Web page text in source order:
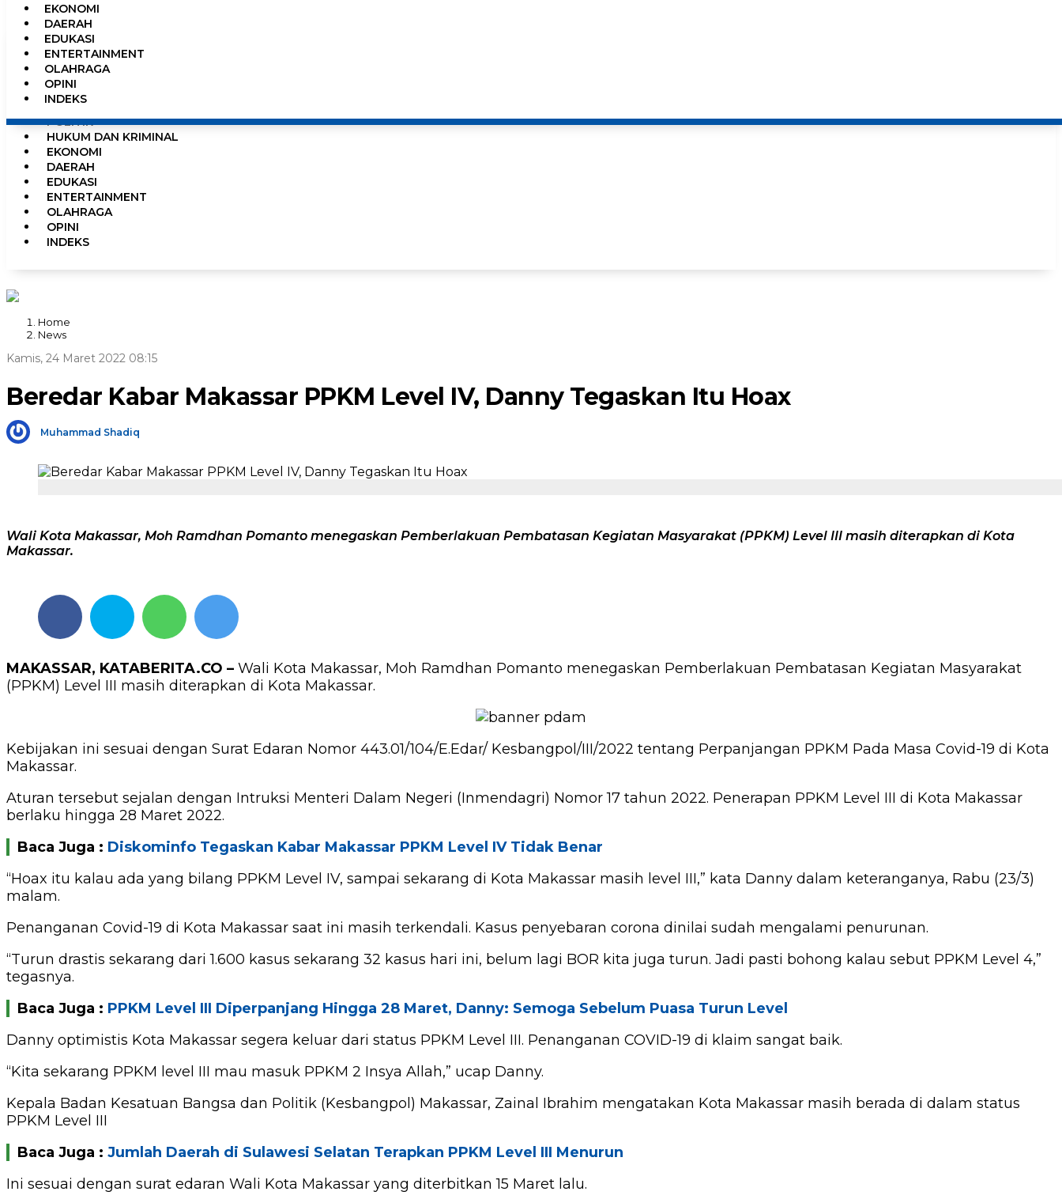
0%
HOME
NEWS
PEMERINTAHAN
POLITIK
HUKUM DAN KRIMINAL
EKONOMI
DAERAH
EDUKASI
ENTERTAINMENT
OLAHRAGA
OPINI
INDEKS
EKONOMI
DAERAH
EDUKASI
ENTERTAINMENT
OLAHRAGA
OPINI
INDEKS
Home
News
Kamis, 24 Maret 2022 08:15
Beredar Kabar Makassar PPKM Level IV, Danny Tegaskan Itu Hoax
Muhammad Shadiq
Wali Kota Makassar, Moh Ramdhan Pomanto menegaskan Pemberlakuan Pembatasan Kegiatan Masyarakat (PPKM) Level III masih diterapkan di Kota
Makassar.
MAKASSAR, KATABERITA.CO – Wali Kota Makassar, Moh Ramdhan Pomanto menegaskan Pemberlakuan Pembatasan Kegiatan Masyarakat
(PPKM) Level III masih diterapkan di Kota Makassar.
Kebijakan ini sesuai dengan Surat Edaran Nomor 443.01/104/E.Edar/ Kesbangpol/III/2022 tentang Perpanjangan PPKM Pada Masa Covid-19 di Kota
Makassar.
Aturan tersebut sejalan dengan Intruksi Menteri Dalam Negeri (Inmendagri) Nomor 17 tahun 2022. Penerapan PPKM Level III di Kota Makassar
berlaku hingga 28 Maret 2022.
Baca Juga : Diskominfo Tegaskan Kabar Makassar PPKM Level IV Tidak Benar
“Hoax itu kalau ada yang bilang PPKM Level IV, sampai sekarang di Kota Makassar masih level III,” kata Danny dalam keteranganya, Rabu (23/3)
malam.
Penanganan Covid-19 di Kota Makassar saat ini masih terkendali. Kasus penyebaran corona dinilai sudah mengalami penurunan.
“Turun drastis sekarang dari 1.600 kasus sekarang 32 kasus hari ini, belum lagi BOR kita juga turun. Jadi pasti bohong kalau sebut PPKM Level 4,”
tegasnya.
Baca Juga : PPKM Level III Diperpanjang Hingga 28 Maret, Danny: Semoga Sebelum Puasa Turun Level
Danny optimistis Kota Makassar segera keluar dari status PPKM Level III. Penanganan COVID-19 di klaim sangat baik.
“Kita sekarang PPKM level III mau masuk PPKM 2 Insya Allah,” ucap Danny.
Kepala Badan Kesatuan Bangsa dan Politik (Kesbangpol) Makassar, Zainal Ibrahim mengatakan Kota Makassar masih berada di dalam status
PPKM Level III
Baca Juga : Jumlah Daerah di Sulawesi Selatan Terapkan PPKM Level III Menurun
Ini sesuai dengan surat edaran Wali Kota Makassar yang diterbitkan 15 Maret lalu.